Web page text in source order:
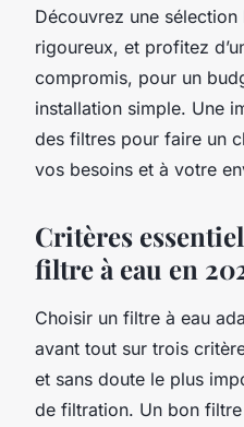
Découvrez une
rigoureux, et profitez
compromis, pour un
installation simple. Une
des filtres pour faire un
vos besoins et à votre
Critères
filtre à eau en
Choisir un filtre à eau
avant tout sur trois
et sans doute le plus
de filtration. Un bon